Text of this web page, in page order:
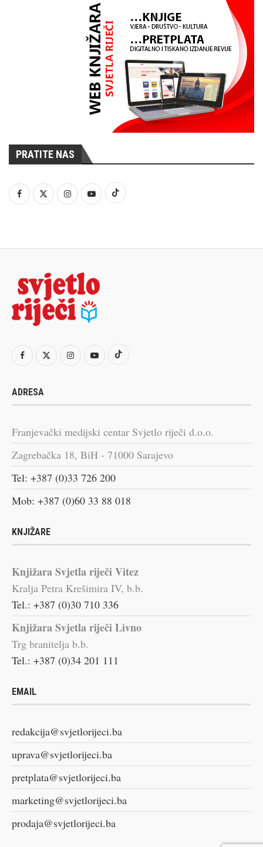
PRATITE NAS
ADRESA
Franjevački medijski centar Svjetlo riječi d.o.o.
Zagrebačka 18, BiH - 71000 Sarajevo
Tel: +387 (0)33 726 200
Mob: +387 (0)60 33 88 018
KNJIŽARE
Knjižara Svjetla riječi Vitez
Kralja Petra Krešimira IV, b.b.
Tel.: +387 (0)30 710 336
Knjižara Svjetla riječi Livno
Trg branitelja b.b.
Tel.: +387 (0)34 201 111
EMAIL
redakcija@svjetlorijeci.ba
uprava@svjetlorijeci.ba
pretplata@svjetlorijeci.ba
marketing@svjetlorijeci.ba
prodaja@svjetlorijeci.ba